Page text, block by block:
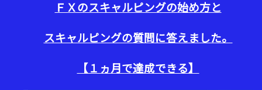
ＦＸのスキャルピングの始め方と
スキャルピングの質問に答えました。
【１ヵ月で達成できる】